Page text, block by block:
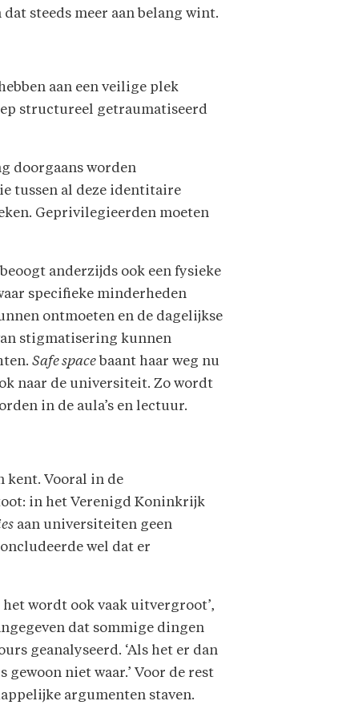
steeds meer aan belang wint.
aan een veilige plek
structureel getraumatiseerd
doorgaans worden
tussen al deze identitaire
Geprivilegieerden moeten
anderzijds ook een fysieke
specifieke minderheden
ontmoeten en de dagelijkse
stigmatisering kunnen
Safe space baant haar weg nu
naar de universiteit. Zo wordt
in de aula’s en lectuur.
kent. Vooral in de
in het Verenigd Koninkrijk
aan universiteiten geen
wel dat er
wordt ook vaak uitvergroot’,
dat sommige dingen
geanalyseerd. ‘Als het er dan
niet waar.’ Voor de rest
argumenten staven.